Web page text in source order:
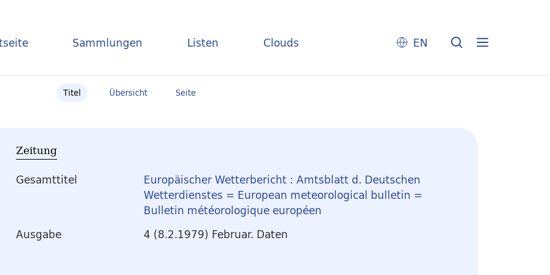
Sammlungen Listen Clouds EN
Titel Übersicht Seite
Zeitung
Gesamttitel
Europäischer Wetterbericht : Amtsblatt d. Deutschen
Wetterdienstes = European meteorological bulletin =
Bulletin météorologique européen
Ausgabe
4 (8.2.1979) Februar. Daten